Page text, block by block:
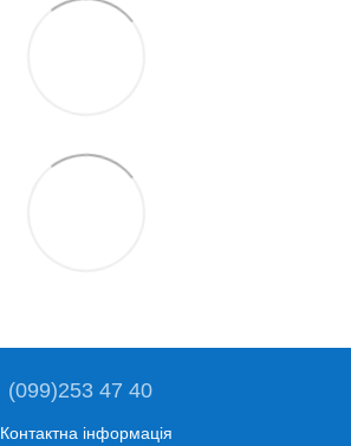
(099)253 47 40
Контактна інформація